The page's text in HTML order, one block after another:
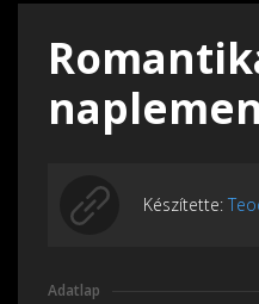
Készítette:
Adatlap